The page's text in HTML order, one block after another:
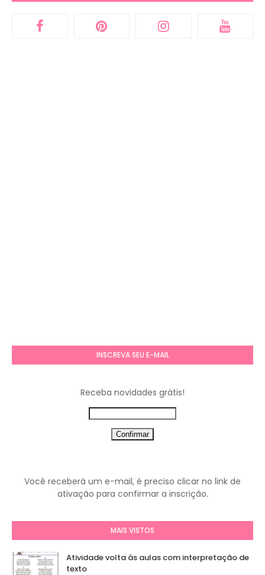
INSCREVA SEU E-MAIL
Receba novidades grátis!
Você receberá um e-mail, é preciso clicar no link de
ativação para confirmar a inscrição.
MAIS VISTOS
Atividade volta às aulas com interpretação de
texto